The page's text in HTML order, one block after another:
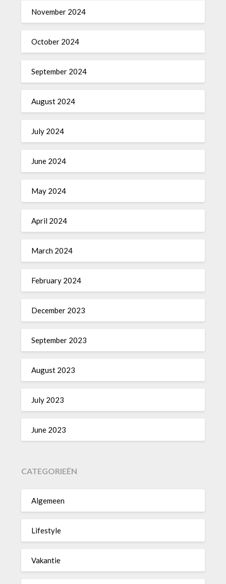
November 2024
October 2024
September 2024
August 2024
July 2024
June 2024
May 2024
April 2024
March 2024
February 2024
December 2023
September 2023
August 2023
July 2023
June 2023
CATEGORIEËN
Algemeen
Lifestyle
Vakantie